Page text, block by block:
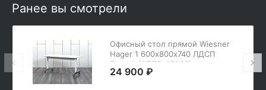
Ранее вы смотрели
Офисный стол прямой Wiesner
Hager 1 600х800х740 ЛДСП
Белый (СППБ-27063)
24 900 ₽